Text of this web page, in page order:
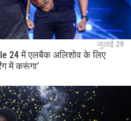
जुलाई 29
24 में एलबैक अलिशोव के लिए
में करूंगा’